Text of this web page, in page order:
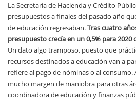
La Secretaría de Hacienda y Crédito
presupuestos a finales del pasado año
de educación regresaban.Tras cuatro
presupuesto crecía en un 0,5% para 2020
Un dato algo tramposo, puesto que
recursos destinados a educación van a
refiere al pago de nóminas o al consumo.
mucho margen de maniobra para otras
coordinadora de educación y finanzas